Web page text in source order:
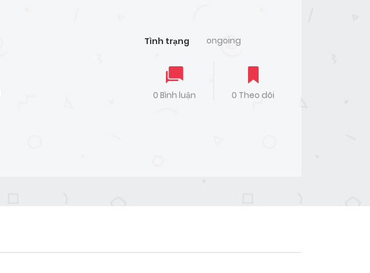
Tình trạng ongoing
0 Bình luận 0 Theo dõi